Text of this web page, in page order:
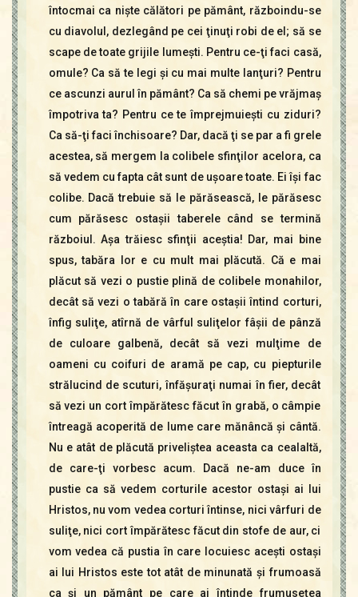
întocmai ca nişte călători pe pământ, războindu-se
cu diavolul, dezlegând pe cei ţinuţi robi de el; să se
scape de toate grijile lumeşti. Pentru ce-ţi faci casă,
omule? Ca să te legi şi cu mai multe lanţuri? Pentru
ce ascunzi aurul în pământ? Ca să chemi pe vrăjmaş
împotriva ta? Pentru ce te împrejmuieşti cu ziduri?
Ca să-ţi faci închisoare? Dar, dacă ţi se par a fi grele
acestea, să mergem la colibele sfinţilor acelora, ca
să vedem cu fapta cât sunt de uşoare toate. Ei îşi fac
colibe. Dacă trebuie să le părăsească, le părăsesc
cum părăsesc ostaşii taberele când se termină
războiul. Aşa trăiesc sfinţii aceştia! Dar, mai bine
spus, tabăra lor e cu mult mai plăcută. Că e mai
plăcut să vezi o pustie plină de colibele monahilor,
decât să vezi o tabără în care ostaşii întind corturi,
înfig suliţe, atîrnă de vârful suliţelor fâşii de pânză
de culoare galbenă, decât să vezi mulţime de
oameni cu coifuri de aramă pe cap, cu piepturile
strălucind de scuturi, înfăşuraţi numai în fier, decât
să vezi un cort împărătesc făcut în grabă, o câmpie
întreagă acoperită de lume care mănâncă şi cântă.
Nu e atât de plăcută priveliştea aceasta ca cealaltă,
de care-ţi vorbesc acum. Dacă ne-am duce în
pustie ca să vedem corturile acestor ostaşi ai lui
Hristos, nu vom vedea corturi întinse, nici vârfuri de
suliţe, nici cort împărătesc făcut din stofe de aur, ci
vom vedea că pustia în care locuiesc aceşti ostaşi
ai lui Hristos este tot atât de minunată şi frumoasă
ca şi un pământ pe care ai întinde frumuseţea